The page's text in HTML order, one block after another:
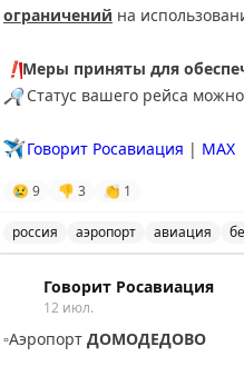
ограничений на
❗️Меры приняты для
🔎Статус вашего рейса
✈️ Говорит Росавиация | МАХ
😢 9 👎 3 👏 1
россия аэропорт авиация
Говорит Росавиация
12 июл.
▫️Аэропорт ДОМОДЕДОВО